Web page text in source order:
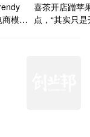
商模式
喜茶开店蹭苹
点，“其实只